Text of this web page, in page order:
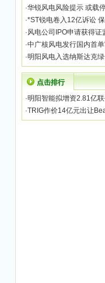
·华锐风电风险提示 或载
·*ST锐电卷入12亿诉讼
·风电公司IPO申请获得证
·中广核风电发行国内首单
·明阳风电入选纳斯达克
点击排行
·明阳智能拟增资2.81亿
·TRIG作价14亿元出让